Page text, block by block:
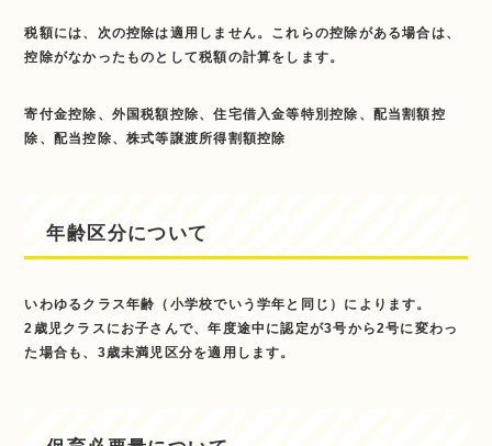
税額には、次の控除は適用しません。これらの控除がある場合は、
控除がなかったものとして税額の計算をします。
寄付金控除、外国税額控除、住宅借入金等特別控除、配当割額控
除、配当控除、株式等譲渡所得割額控除
年齢区分について
いわゆるクラス年齢（小学校でいう学年と同じ）によります。
2歳児クラスにお子さんで、年度途中に認定が3号から2号に変わっ
た場合も、3歳未満児区分を適用します。